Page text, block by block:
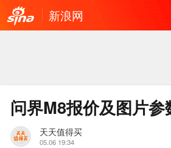
新浪网
问界M8报价及图片
天天值得买
05.06 19:34